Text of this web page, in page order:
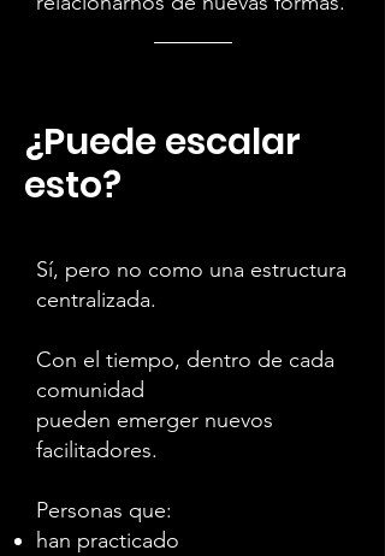
¿Puede escalar
esto?
Sí, pero no como una estructura
centralizada.
Con el tiempo, dentro de cada
comunidad
pueden emerger nuevos
facilitadores.
Personas que:
han practicado